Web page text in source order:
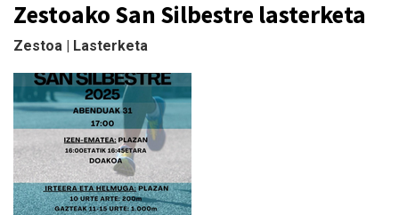
Zestoako San Silbestre lasterketa
Zestoa | Lasterketa